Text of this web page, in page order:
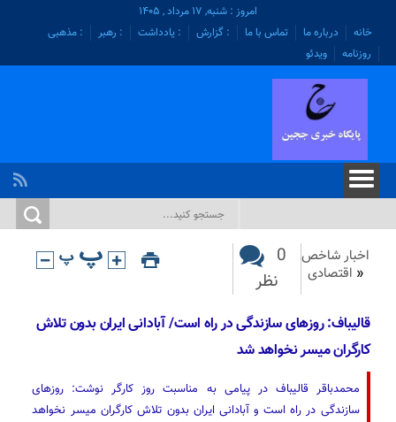
امروز : شنبه, ۱۷ مرداد , ۱۴۰۵
خانه
درباره ما تماس با ما : گزارش : یادداشت : رهبر
: مذهبی
روزنامه
ویدئو
اخبار شاخص
« اقتصادی
0
نظر
قالیباف: روزهای سازندگی در راه است/ آبادانی ایران بدون تلاش
کارگران میسر نخواهد شد
محمدباقر قالیباف در پیامی به مناسبت روز کارگر نوشت: روزهای
سازندگی در راه است و آبادانی ایران بدون تلاش کارگران میسر نخواهد